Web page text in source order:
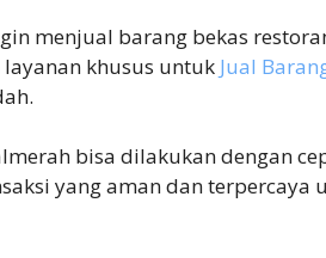
menjual barang bekas
khusus untuk Jual
bisa dilakukan dengan
yang aman dan terpercaya